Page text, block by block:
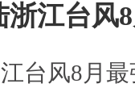
江台风
台风8月